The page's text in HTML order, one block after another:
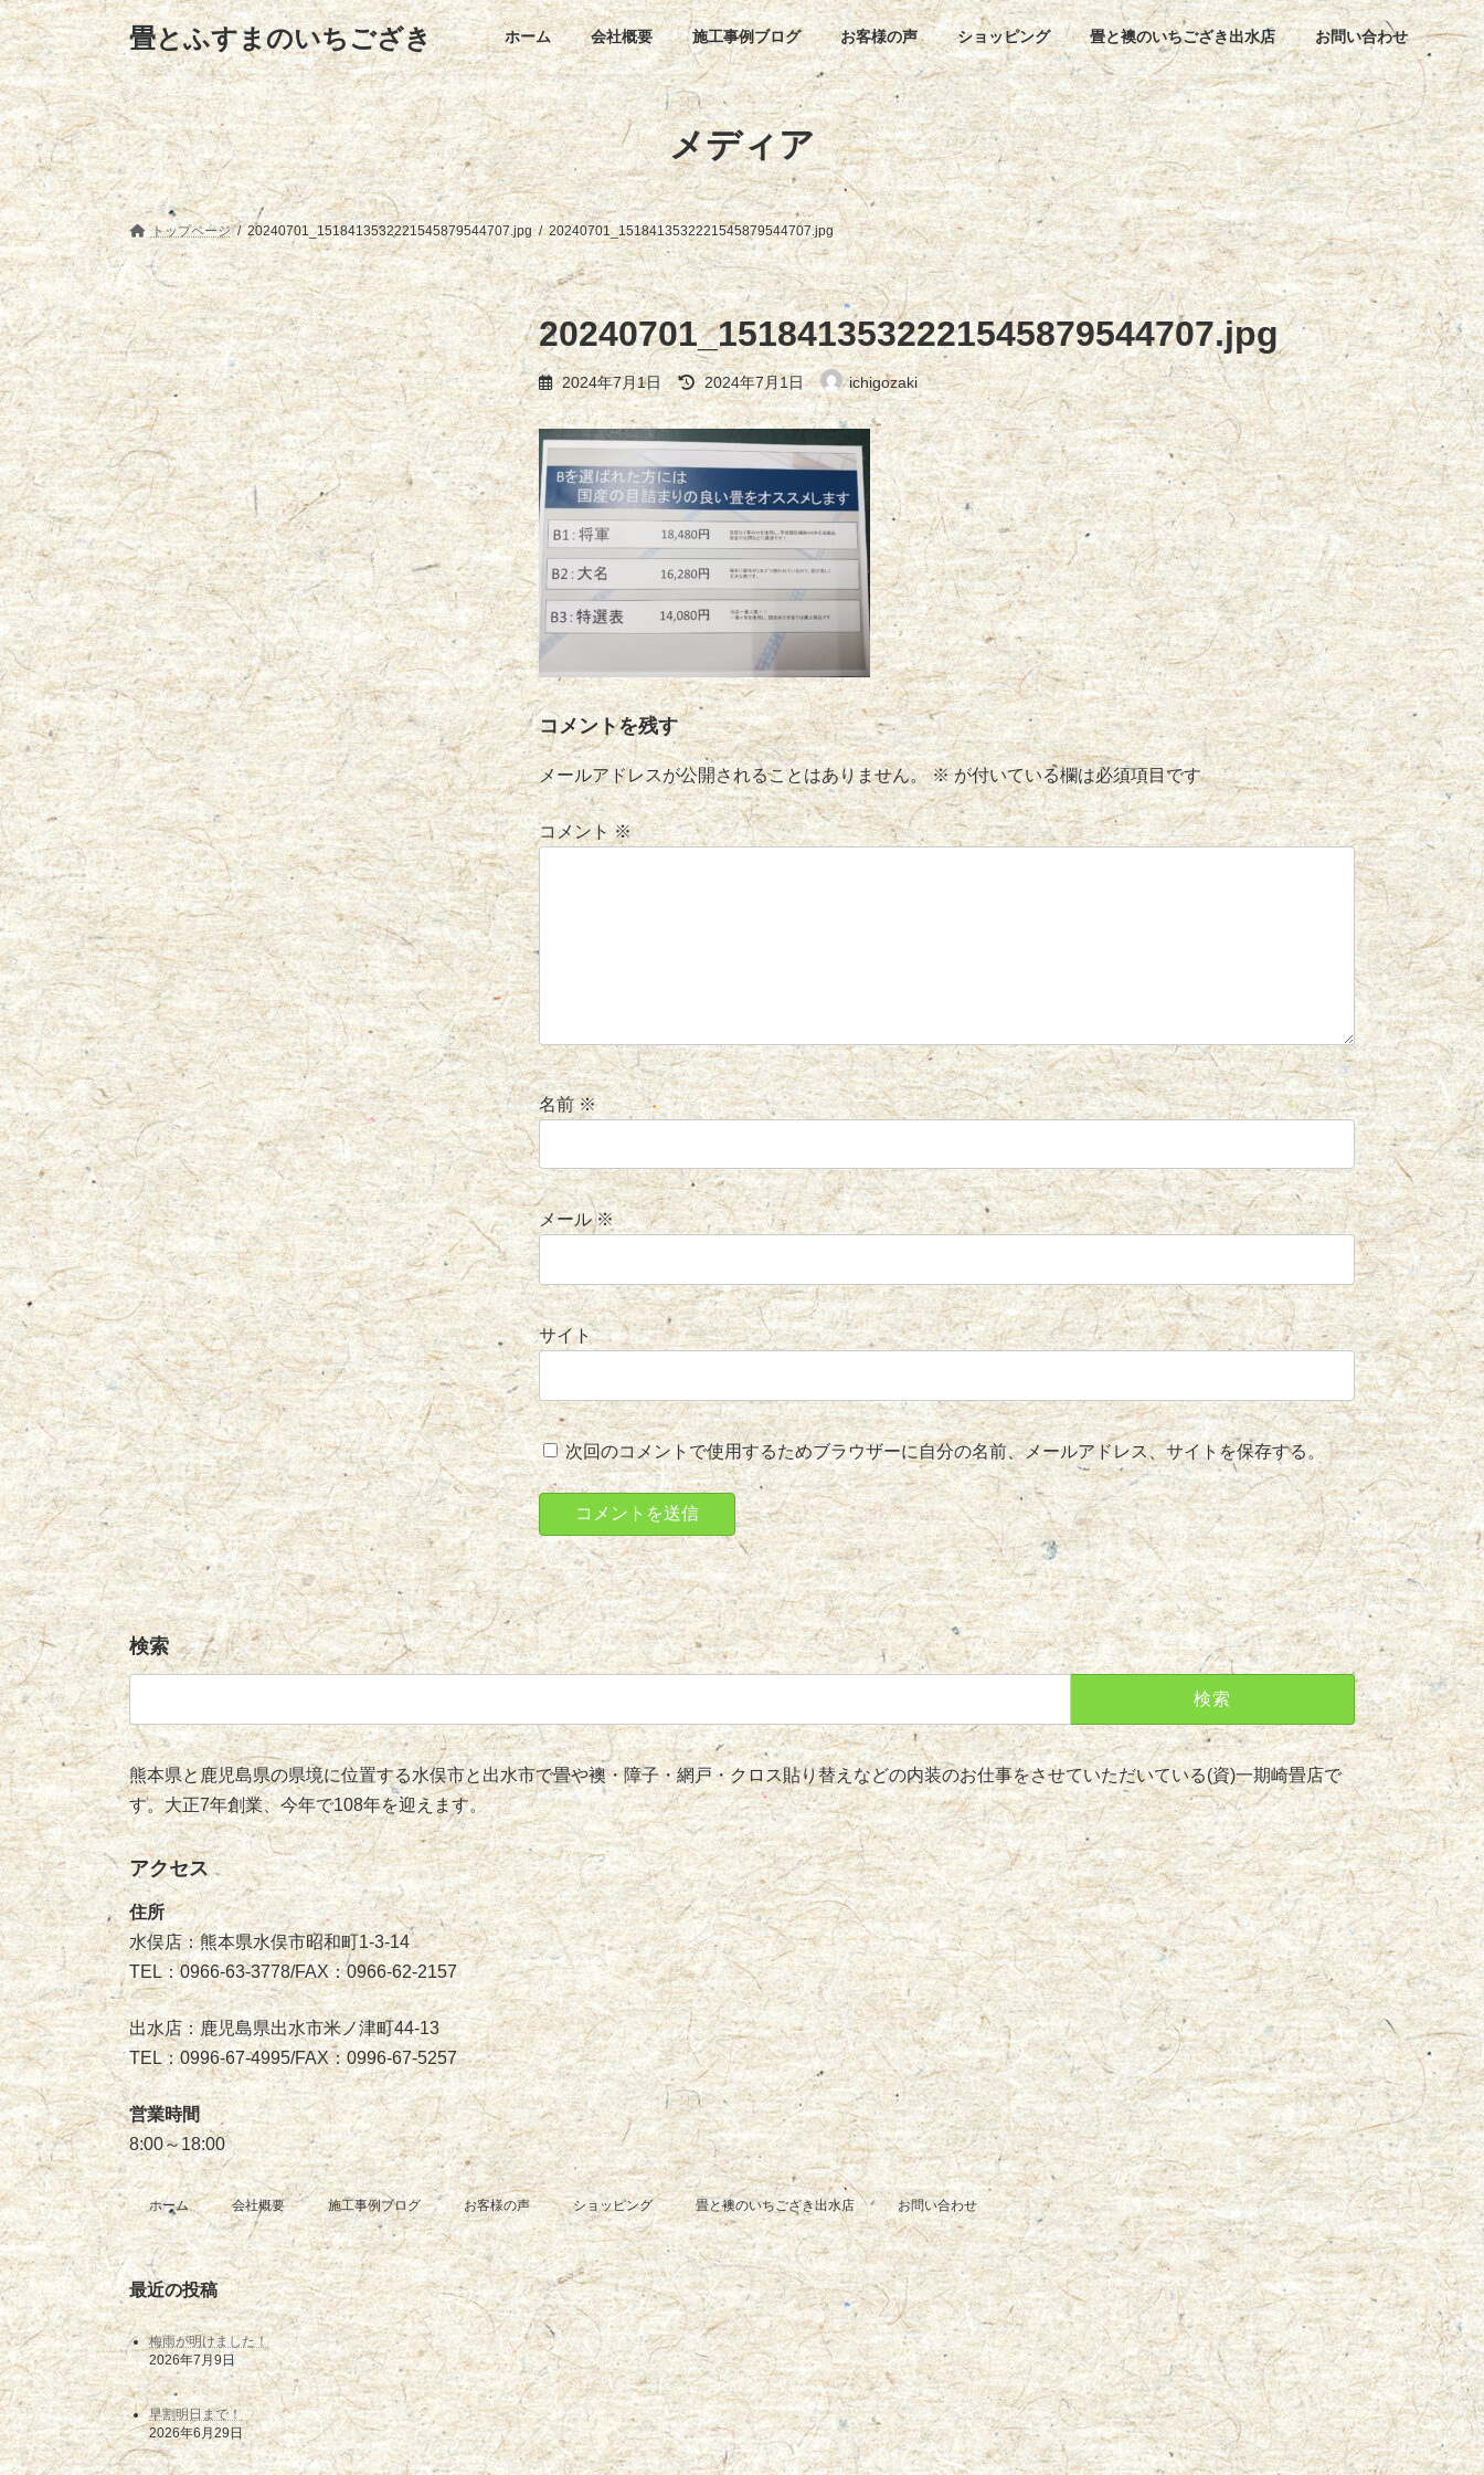
コ
ン
テ
ン
ツ
へ
ス
キ
ッ
プ
ナ
ビ
ゲ
ー
シ
ョ
ン
に
移
動
畳とふすまのいちござき ホーム 会社概要 施工事例ブログ お客様の声 ショッピング 畳と襖のいちござき出水店 お問い合わせ
メディア
トップページ 20240701_1518413532221545879544707.jpg 20240701_1518413532221545879544707.jpg
20240701_1518413532221545879544707.jpg
2024年7月1日
最
終
更
新
日
時
:
2024年7月1日 ichigozaki
コメントを残す
メールアドレスが公開されることはありません。 ※が付いている欄は必須項目です
コメント※
名前※
メール※
サイト
次回のコメントで使用するためブラウザーに自分の名前、メールアドレス、サイトを保存する。
検索
検
索:
熊本県と鹿児島県の県境に位置する水俣市と出水市で畳や襖・障子・網戸・クロス貼り替えなどの内装のお仕事をさせていただいている(資)一期崎畳店で
す。大正7年創業、今年で108年を迎えます。
アクセス
住所
水俣店：熊本県水俣市昭和町1-3-14
TEL：0966-63-3778/FAX：0966-62-2157
出水店：鹿児島県出水市米ノ津町44-13
TEL：0996-67-4995/FAX：0996-67-5257
営業時間
8:00～18:00
ホーム 会社概要 施工事例ブログ お客様の声 ショッピング 畳と襖のいちござき出水店 お問い合わせ
最近の投稿
梅雨が明けました！
2026年7月9日
早割明日まで！
2026年6月29日